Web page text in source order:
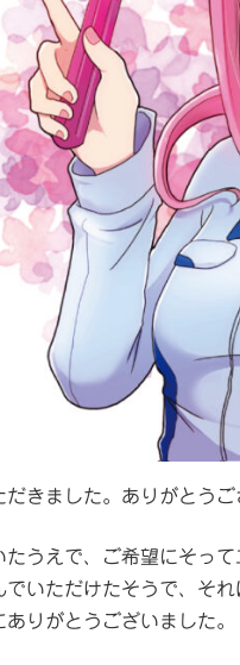
きました。ありがとうご
うえで、ご希望にそっ
いただけたそうで、それ
りがとうございました。